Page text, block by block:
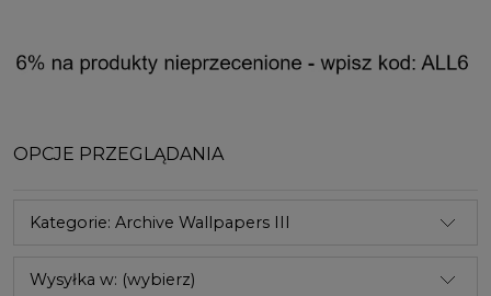
OPCJE PRZEGLĄDANIA
Kategorie: Archive Wallpapers III
Wysyłka w: (wybierz)